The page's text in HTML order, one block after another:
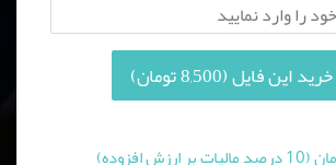
خرید این فایل (8,500 تومان)